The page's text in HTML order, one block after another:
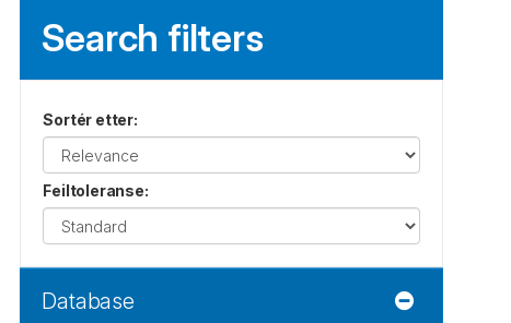
Search filters
Sortér etter:
Feiltoleranse:
Database